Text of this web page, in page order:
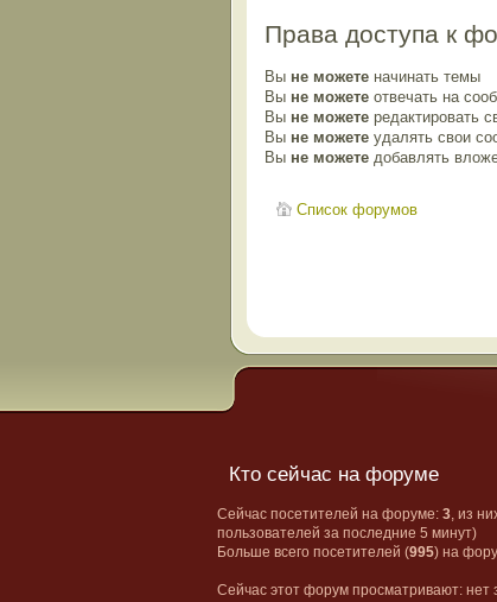
Права доступа к
Вы не можетеначинать темы
Вы не можетеотвечать на
Вы не можетередактировать
Вы не можетеудалять свои
Вы не можетедобавлять
Список форумов
Кто сейчас на форуме
Сейчас посетителей на форуме: 3, из
пользователей за последние 5 минут)
Больше всего посетителей (995) на
Сейчас этот форум просматривают: нет